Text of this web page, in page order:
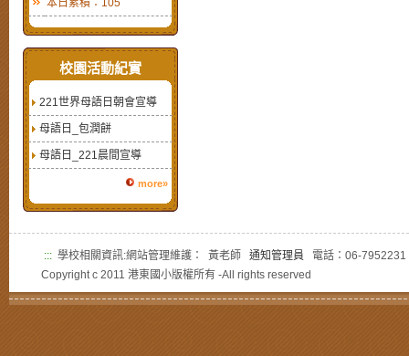
本日累積：105
校園活動紀實
221世界母語日朝會宣導
母語日_包潤餅
母語日_221晨間宣導
more»
::: 學校相關資訊:網站管理維護： 黃老師 通知管理員 電話：06-
Copyright c 2011 港東國小版權所有 -All rights reserved